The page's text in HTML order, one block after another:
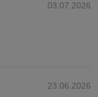
03.07.2026
23.06.2026